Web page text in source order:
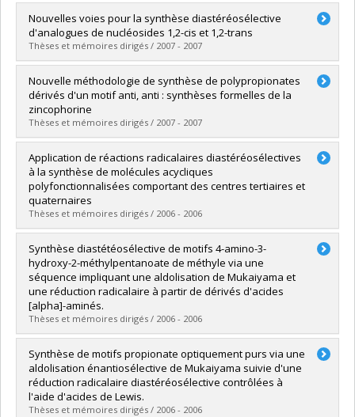
Diplômé(e) :Godin, François
Cycle :Maîtrise
Diplôme obtenu :M. Sc.
Lien vers le document dans Papyrus
Nouvelles voies pour la synthèse diastéréosélective
d'analogues de nucléosides 1,2-cis et 1,2-trans
Thèses et mémoires dirigés / 2007 - 2007
Diplômé(e) :Prévost, Michel
Cycle :Doctorat
Diplôme obtenu :
Lien vers le document dans Papyrus
Nouvelle méthodologie de synthèse de polypropionates
dérivés d'un motif anti, anti : synthèses formelles de la
zincophorine
Thèses et mémoires dirigés / 2007 - 2007
Diplômé(e) :Mochirian, Philippe
Cycle :Doctorat
Diplôme obtenu :Ph. D.
Lien vers le document dans Papyrus
Application de réactions radicalaires diastéréosélectives
à la synthèse de molécules acycliques
polyfonctionnalisées comportant des centres tertiaires et
quaternaires
Thèses et mémoires dirigés / 2006 - 2006
Diplômé(e) :Duplessis, Martin
Cycle :Maîtrise
Diplôme obtenu :M. Sc.
Lien vers le document dans Papyrus
Synthèse diastétéosélective de motifs 4-amino-3-
hydroxy-2-méthylpentanoate de méthyle via une
séquence impliquant une aldolisation de Mukaiyama et
une réduction radicalaire à partir de dérivés d'acides
[alpha]-aminés.
Thèses et mémoires dirigés / 2006 - 2006
Diplômé(e) : Trinh, Nguyen Thu Thao
Cycle :Maîtrise
Diplôme obtenu :M. Sc.
Lien vers le document dans Papyrus
Synthèse de motifs propionate optiquement purs via une
aldolisation énantiosélective de Mukaiyama suivie d'une
réduction radicalaire diastéréosélective contrôlées à
l'aide d'acides de Lewis.
Thèses et mémoires dirigés / 2006 - 2006